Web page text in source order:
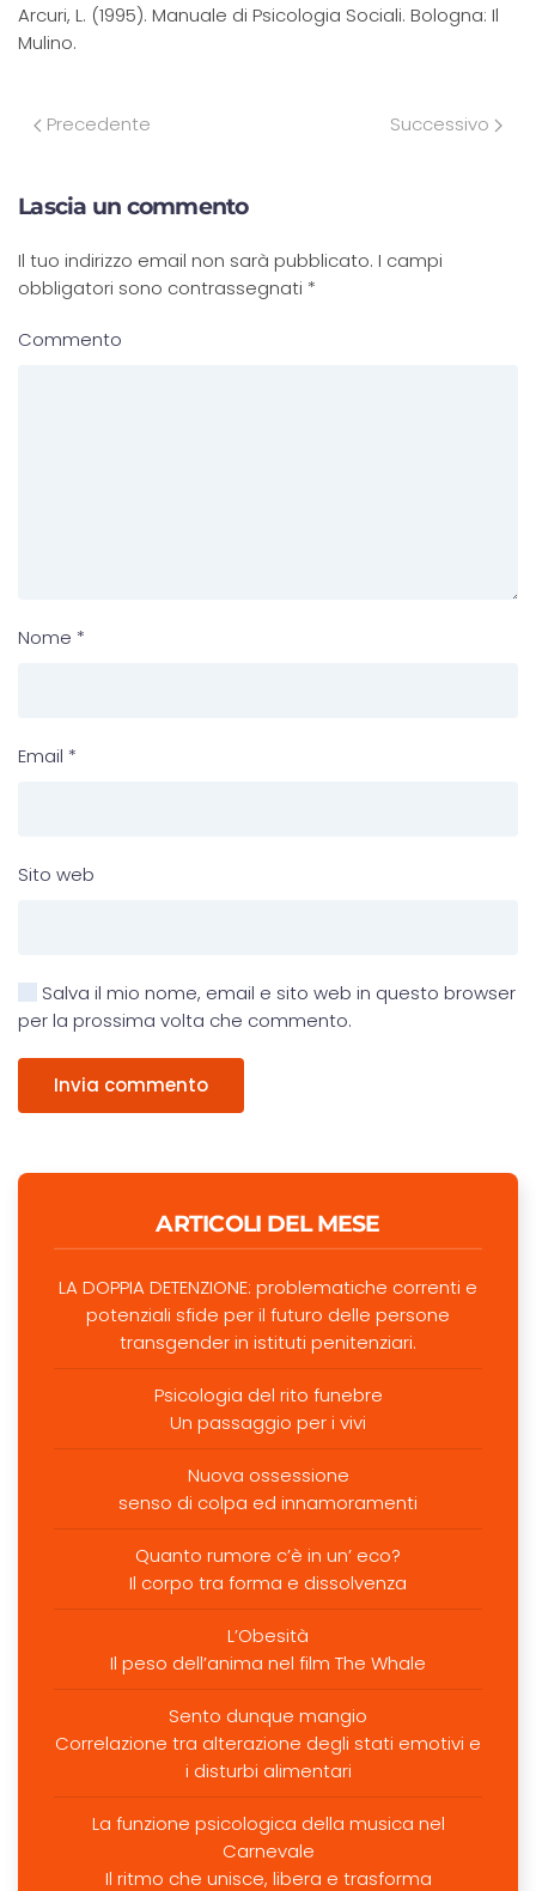
Arcuri, L. (1995). Manuale di Psicologia Sociali. Bologna: Il
Mulino.
Precedente Successivo
Lascia un commento
Il tuo indirizzo email non sarà pubblicato. I campi
obbligatori sono contrassegnati *
Commento
Nome *
Email *
Sito web
Salva il mio nome, email e sito web in questo browser
per la prossima volta che commento.
Invia commento
ARTICOLI DEL MESE
LA DOPPIA DETENZIONE: problematiche correnti e
potenziali sfide per il futuro delle persone
transgender in istituti penitenziari.
Psicologia del rito funebre
Un passaggio per i vivi
Nuova ossessione
senso di colpa ed innamoramenti
Quanto rumore c’è in un’ eco?
Il corpo tra forma e dissolvenza
L’Obesità
Il peso dell’anima nel film The Whale
Sento dunque mangio
Correlazione tra alterazione degli stati emotivi e
i disturbi alimentari
La funzione psicologica della musica nel
Carnevale
Il ritmo che unisce, libera e trasforma